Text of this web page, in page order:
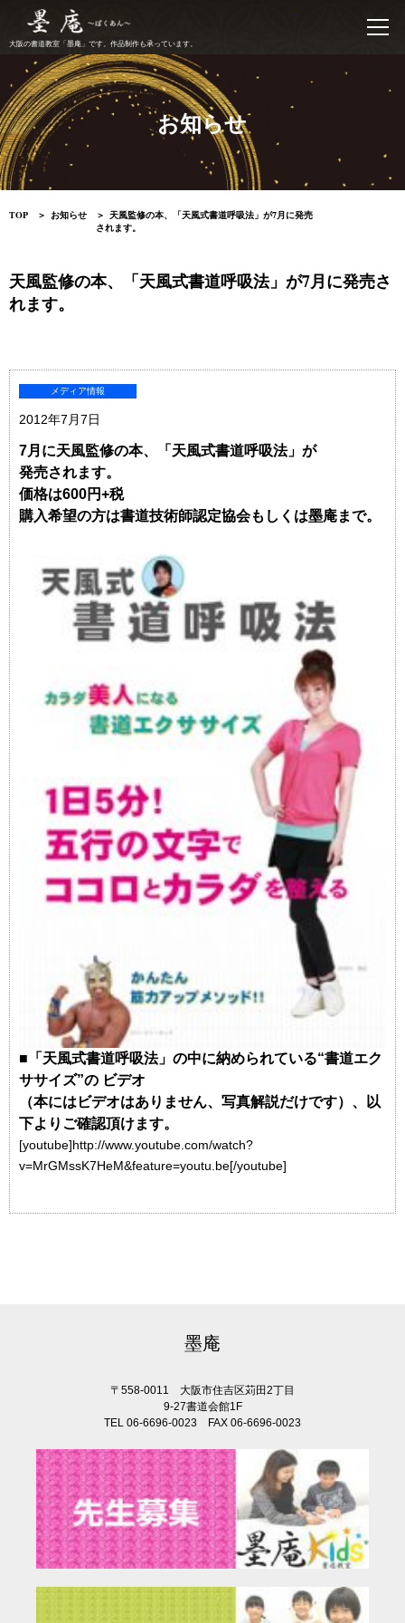
大阪の書道教室「墨庵」です。作品制作も承っています。
お知らせ
TOP お知らせ
天風監修の本、「天風式書道呼吸法」が7月に発売
されます。
天風監修の本、「天風式書道呼吸法」が7月に発売さ
れます。
メディア情報
2012年7月7日
7月に天風監修の本、「天風式書道呼吸法」が
発売されます。
価格は600円+税
購入希望の方は書道技術師認定協会もしくは墨庵まで。
■「天風式書道呼吸法」の中に納められている“書道エク
ササイズ”の ビデオ
（本にはビデオはありません、写真解説だけです）、以
下よりご確認頂けます。
[youtube]http://www.youtube.com/watch?
v=MrGMssK7HeM&feature=youtu.be[/youtube]
墨庵
〒558-0011 大阪市住吉区苅田2丁目
9-27書道会館1F
TEL 06-6696-0023 FAX 06-6696-0023